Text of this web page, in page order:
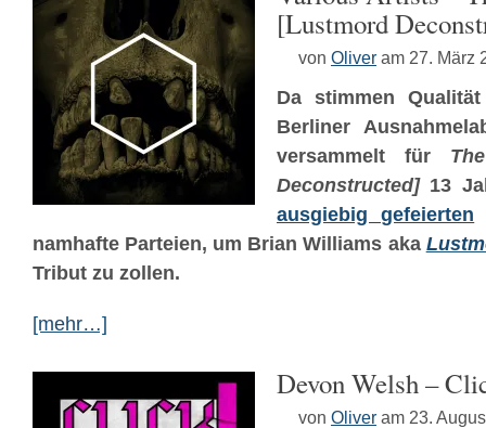
[Lustmord
von Oliver am 27. März
Da stimmen
Berliner
versammelt für
Deconstructed]13
ausgiebig gefeierten
namhafte Parteien, um Brian Williams aka
Tribut zu zollen.
[mehr…]
Devon Welsh –
von Oliver am 23.